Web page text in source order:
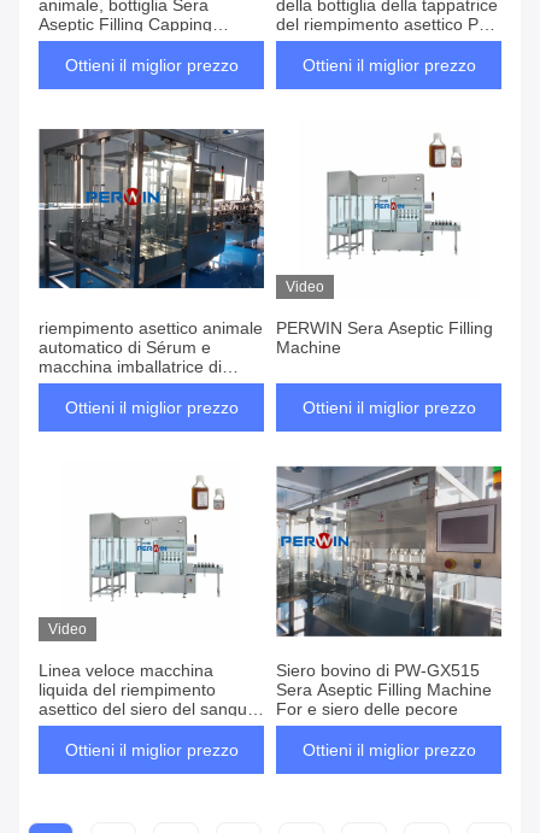
animale, bottiglia Sera
Aseptic Filling Capping
Machine
Ottieni il miglior prezzo
della bottiglia della tappatrice
del riempimento asettico PW-
WGX515
Ottieni il miglior prezzo
riempimento asettico animale
automatico di Sérum e
macchina imballatrice di
coperchiamento
Ottieni il miglior prezzo
Video
PERWIN Sera Aseptic Filling
Machine
Ottieni il miglior prezzo
Video
Linea veloce macchina
liquida del riempimento
asettico del siero del sangue
del grande volume
Ottieni il miglior prezzo
Siero bovino di PW-GX515
Sera Aseptic Filling Machine
For e siero delle pecore
Ottieni il miglior prezzo